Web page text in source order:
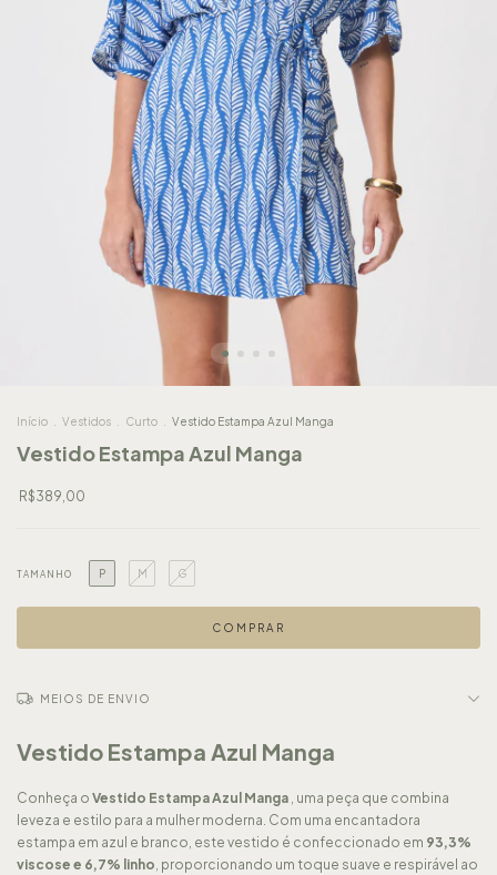
Início Vestidos Curto Vestido Estampa Azul Manga
Vestido Estampa Azul Manga
R$389,00
TAMANHO P M G
MEIOS DE ENVIO
Vestido Estampa Azul Manga
Conheça o Vestido Estampa Azul Manga , uma peça que combina
leveza e estilo para a mulher moderna. Com uma encantadora
estampa em azul e branco, este vestido é confeccionado em 93,3%
viscose e 6,7% linho, proporcionando um toque suave e respirável ao